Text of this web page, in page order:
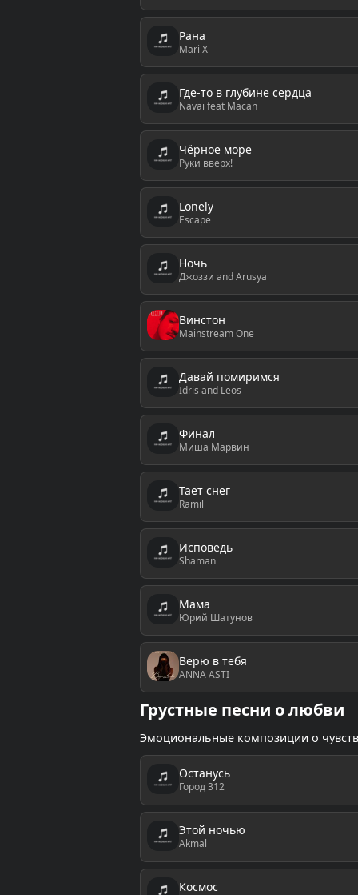
Рана
Mari X
Где-то в глубине сердца
Navai feat Macan
Чёрное море
Руки вверх!
Lonely
Escape
Ночь
Джоззи and Arusya
Винстон
Mainstream One
Давай помиримся
Idris and Leos
Финал
Миша Марвин
Тает снег
Ramil
Исповедь
Shaman
Мама
Юрий Шатунов
Верю в тебя
ANNA ASTI
Грустные песни о любви
Эмоциональные композиции о
Останусь
Город 312
Этой ночью
Akmal
Космос